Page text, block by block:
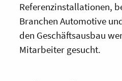
Referenzinstallationen,
Branchen Automotive
den Geschäftsausbau
Mitarbeiter gesucht.